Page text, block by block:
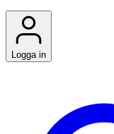
Logga in